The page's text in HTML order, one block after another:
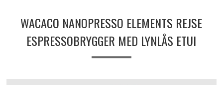
WACACO NANOPRESSO ELEMENTS REJSE
ESPRESSOBRYGGER MED LYNLÅS ETUI